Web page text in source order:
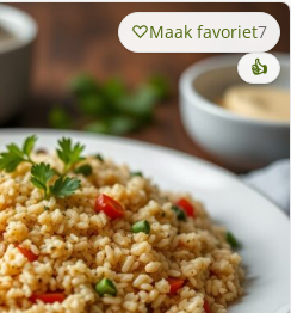
Maak favoriet7
👍